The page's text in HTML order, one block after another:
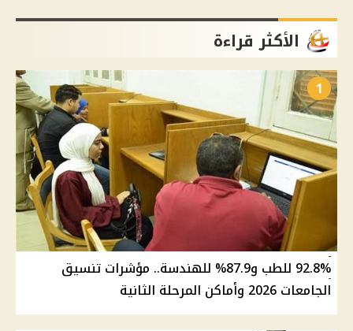
الأكثر قراءة
1
92.8% للطب و87.9% للهندسة.. مؤشرات تنسيق
الجامعات 2026 وأماكن المرحلة الثانية